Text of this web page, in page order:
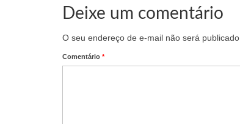
Deixe um comentário
O seu endereço de e-mail não será publicado.
Comentário *